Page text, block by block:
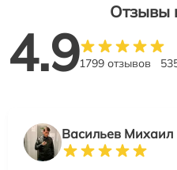
Отзывы
4.91799 отзывов
Васильев Михаил